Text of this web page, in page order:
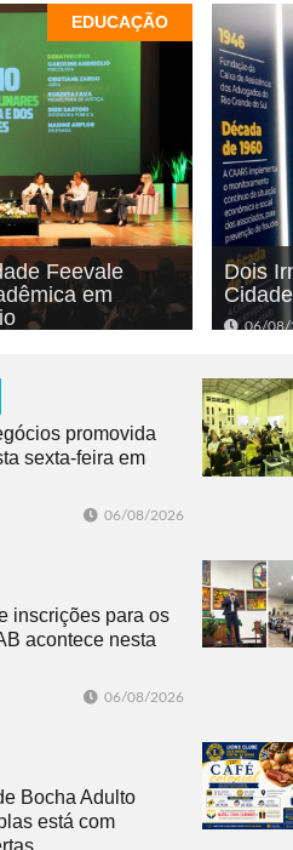
EDUCAÇÃO
Feevale
em
Dois
06/08/
promovida
sexta-feira em
06/08/2026
inscrições para os
acontece nesta
06/08/2026
Bocha Adulto
está com